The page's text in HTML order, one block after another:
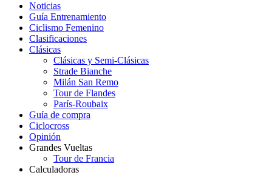
Noticias
Guía Entrenamiento
Ciclismo Femenino
Clasificaciones
Clásicas
Clásicas y Semi-Clásicas
Strade Bianche
Milán San Remo
Tour de Flandes
París-Roubaix
Guía de compra
Ciclocross
Opinión
Grandes Vueltas
Tour de Francia
Calculadoras